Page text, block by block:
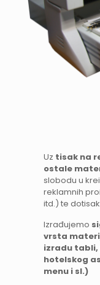
Uz tisak na
ostale
slobodu u
reklamnih
itd.) te
Izrađujemo
vrsta
izradu tabli,
hotelskog
menu i sl.)